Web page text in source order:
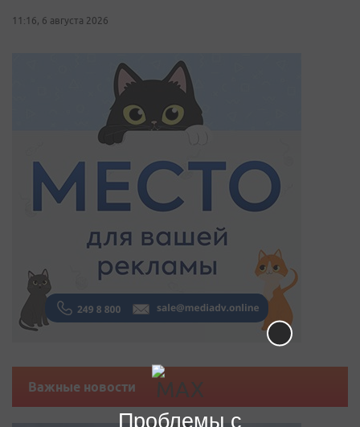
11:16, 6 августа 2026
Важные новости
Проблемы с